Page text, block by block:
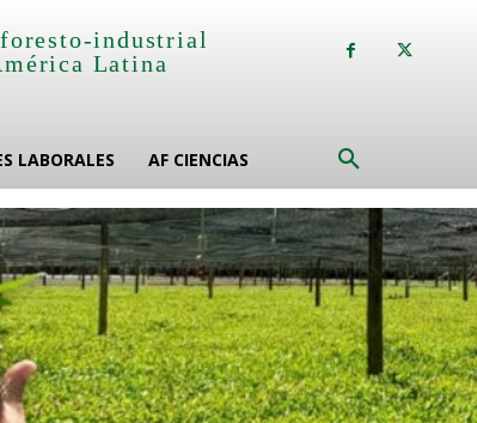
industrial
Latina
LABORALES AF CIENCIAS